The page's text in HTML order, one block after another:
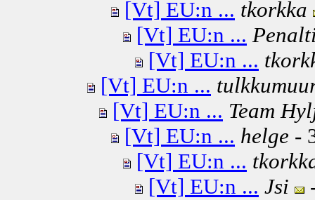
[Vt] EU:n ... tkorkka
[Vt] EU:n ...
[Vt] EU:n ...
[Vt] EU:n ...
[Vt] EU:n ... Team
[Vt] EU:n ... helge -
[Vt] EU:n ...
[Vt] EU:n ... Jsi